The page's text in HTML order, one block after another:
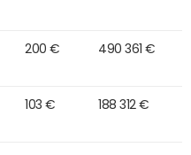
200 € 490 361 €
103 € 188 312 €